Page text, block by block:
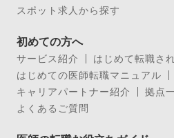
スポット求人から探す
初めての方へ
サービス紹介
はじめて転職さ
はじめての医師転職マニュアル
キャリアパートナー紹介
拠点
よくあるご質問